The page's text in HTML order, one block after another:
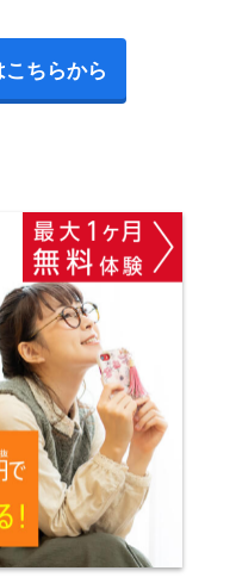
ちらから